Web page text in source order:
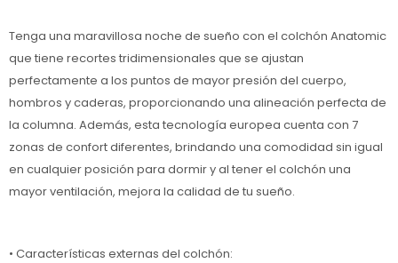
Tenga una maravillosa noche de sueño con el colchón Anatomic
que tiene recortes tridimensionales que se ajustan
perfectamente a los puntos de mayor presión del cuerpo,
hombros y caderas, proporcionando una alineación perfecta de
la columna. Además, esta tecnología europea cuenta con 7
zonas de confort diferentes, brindando una comodidad sin igual
en cualquier posición para dormir y al tener el colchón una
mayor ventilación, mejora la calidad de tu sueño.
• Características externas del colchón: